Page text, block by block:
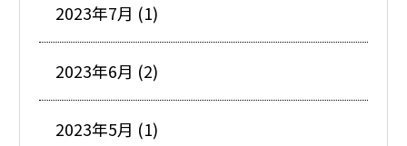
2023年7月 (1)
2023年6月 (2)
2023年5月 (1)